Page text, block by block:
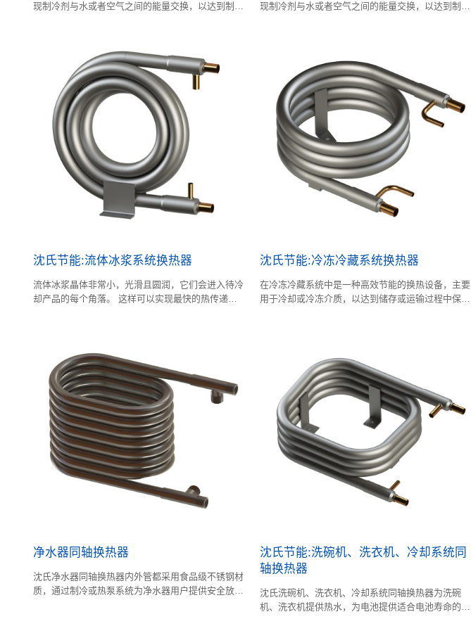
现制冷剂与水或者空气之间的能量交换，以达到制热
现制冷剂与水或者空气之间的能量交换，以达到制热
沈氏节能:流体冰浆系统换热器
流体冰浆晶体非常小，光滑且圆润，它们会进入待冷
却产品的每个角落。 这样可以实现最快的热传递，
统中用作冷凝器。
沈氏节能:冷冻冷藏系统换热器
在冷冻冷藏系统中是一种高效节能的换热设备，主要
用于冷却或冷冻介质，以达到储存或运输过程中保持
净水器同轴换热器
沈氏净水器同轴换热器内外管都采用食品级不锈钢材
质，通过制冷或热泵系统为净水器用户提供安全放心
沈氏节能:洗碗机、洗衣机、冷却系统同
轴换热器
沈氏洗碗机、洗衣机、冷却系统同轴换热器为洗碗
机、洗衣机提供热水，为电池提供适合电池寿命的温